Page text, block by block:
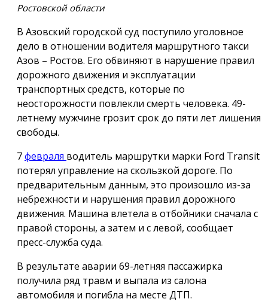
Ростовской области
В Азовский городской суд поступило уголовное
дело в отношении водителя маршрутного такси
Азов – Ростов. Его обвиняют в нарушение правил
дорожного движения и эксплуатации
транспортных средств, которые по
неосторожности повлекли смерть человека. 49-
летнему мужчине грозит срок до пяти лет лишения
свободы.
7февраля водитель маршрутки марки Ford Transit
потерял управление на скользкой дороге. По
предварительным данным, это произошло из-за
небрежности и нарушения правил дорожного
движения. Машина влетела в отбойники сначала с
правой стороны, а затем и с левой, сообщает
пресс-служба суда.
В результате аварии 69-летняя пассажирка
получила ряд травм и выпала из салона
автомобиля и погибла на месте ДТП.